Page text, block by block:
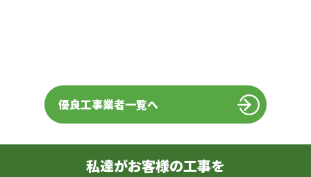
優良工事業者一覧へ
私達がお客様の工事を